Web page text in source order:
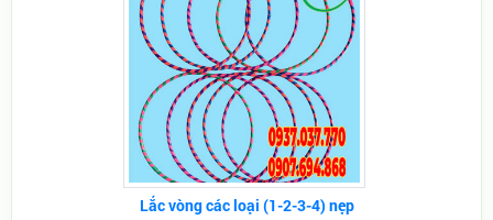
Lắc vòng các loại (1-2-3-4) nẹp